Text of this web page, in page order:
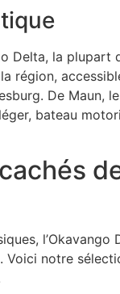
Delta, la
région,
De Maun,
bateau
Voici notre